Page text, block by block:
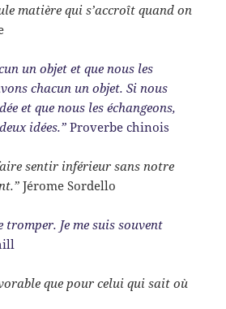
matière qui s’accroît quand on
un objet et que nous les
chacun un objet. Si nous
et que nous les échangeons,
idées.” Proverbe chinois
sentir inférieur sans notre
Jérome Sordello
tromper. Je me suis souvent
que pour celui qui sait où